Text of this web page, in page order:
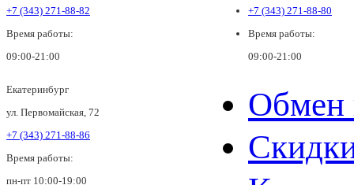
+7 (343) 271-88-82
Время работы:
09:00-21:00
+7 (343) 271-88-80
Время работы:
09:00-21:00
Екатеринбург
ул. Первомайская, 72
+7 (343) 271-88-86
Время работы:
пн-пт 10:00-19:00
Обмен